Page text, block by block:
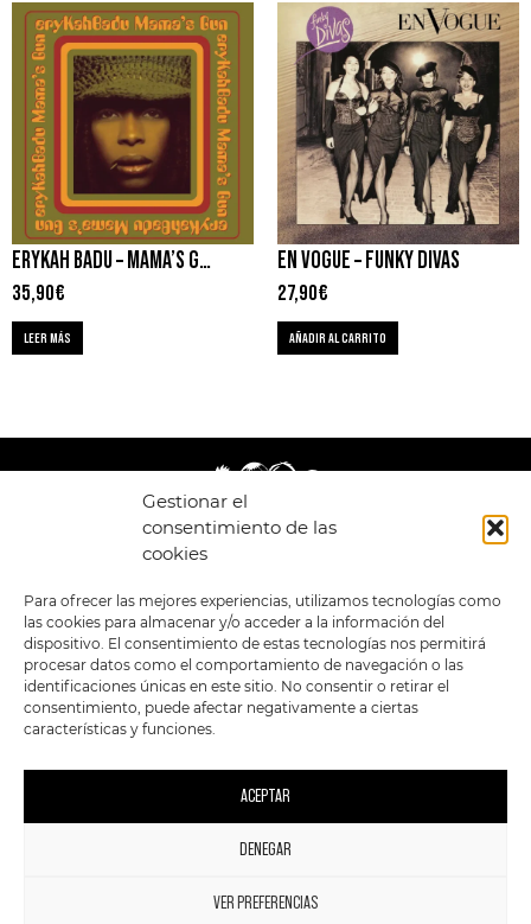
Gestionar el
consentimiento de las
cookies
Para ofrecer las mejores experiencias, utilizamos tecnologías como
las cookies para almacenar y/o acceder a la información del
dispositivo. El consentimiento de estas tecnologías nos permitirá
procesar datos como el comportamiento de navegación o las
identificaciones únicas en este sitio. No consentir o retirar el
consentimiento, puede afectar negativamente a ciertas
características y funciones.
ACEPTAR
DENEGAR
VER PREFERENCIAS
ERYKAH BADU – MAMA’S GUN
35,90€
LEER MÁS
EN VOGUE – FUNKY DIVAS
27,90€
AÑADIR AL CARRITO
LEGAL
POLÍTICA DE
PRIVACIDAD
TÉRMINOS Y
CONDICIONES
GENERALES DE LA
POLÍTICA DE COOKIES
ENLACES
TIENDA
ESTILOS
FORMATOS
PREVENTAS
OFERTAS
MERCHANDISING